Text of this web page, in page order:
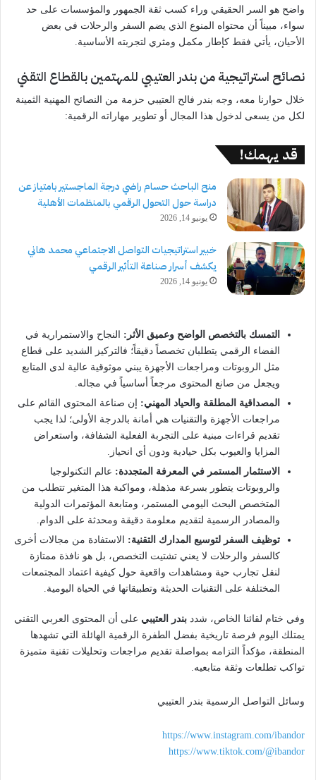
واضح هو السر الحقيقي وراء كسب ثقة الجمهور والمؤسسات على حد
سواء، مبيناً أن محتواه المنوع الذي يضم السفر والرحلات في بعض
الأحيان، يأتي فقط كإطار مكمل ومثري لتجربته الأساسية.
نصائح استراتيجية من بندر العتيبي للمهتمين بالقطاع التقني
خلال حوارنا معه، وجه بندر فالح العتيبي حزمة من النصائح المهنية الثمينة
لكل من يسعى لدخول هذا المجال أو تطوير مهاراته الرقمية:
قد يهمك!
منح الباحث حسام راضي درجة الماجستير بامتياز عن
دراسة حول التحول الرقمي بالمنظمات الأهلية
يونيو 14, 2026
خبير استراتيجيات التواصل الاجتماعي محمد هاني
يكشف أسرار صناعة التأثير الرقمي
يونيو 14, 2026
التمسك بالتخصص الواضح وعميق الأثر: النجاح والاستمرارية في
الفضاء الرقمي يتطلبان تخصصاً دقيقاً؛ فالتركيز الشديد على قطاع
مثل الروبوتات ومراجعات الأجهزة يبني موثوقية عالية لدى المتابع
ويجعل من صانع المحتوى مرجعاً أساسياً في مجاله.
المصداقية المطلقة والحياد المهني: إن صناعة المحتوى القائم على
مراجعات الأجهزة والتقنيات هي أمانة بالدرجة الأولى؛ لذا يجب
تقديم قراءات مبنية على التجربة الفعلية الشفافة، واستعراض
المزايا والعيوب بكل حيادية ودون أي انحياز.
الاستثمار المستمر في المعرفة المتجددة: عالم التكنولوجيا
والروبوتات يتطور بسرعة مذهلة، ومواكبة هذا المتغير تتطلب من
المتخصص البحث اليومي المستمر، ومتابعة المؤتمرات الدولية
والمصادر الرسمية لتقديم معلومة دقيقة ومحدثة على الدوام.
توظيف السفر لتوسيع المدارك التقنية: الاستفادة من مجالات أخرى
كالسفر والرحلات لا يعني تشتيت التخصص، بل هو نافذة ممتازة
لنقل تجارب حية ومشاهدات واقعية حول كيفية اعتماد المجتمعات
المختلفة على التقنيات الحديثة وتطبيقاتها في الحياة اليومية.
وفي ختام لقائنا الخاص، شدد بندر العتيبي على أن المحتوى العربي التقني
يمتلك اليوم فرصة تاريخية بفضل الطفرة الرقمية الهائلة التي تشهدها
المنطقة، مؤكداً التزامه بمواصلة تقديم مراجعات وتحليلات تقنية متميزة
تواكب تطلعات وثقة متابعيه.
وسائل التواصل الرسمية بندر العتيبي
https://www.instagram.com/ibandor
https://www.tiktok.com/@ibandor